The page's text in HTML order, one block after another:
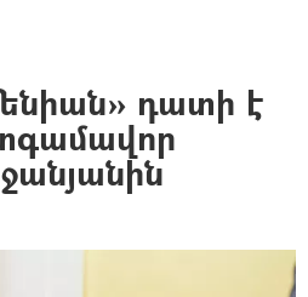
դատի է